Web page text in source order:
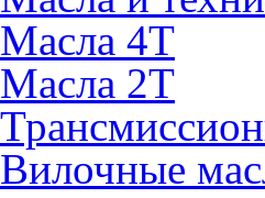
Масла 4Т
Масла 2Т
Вилочные